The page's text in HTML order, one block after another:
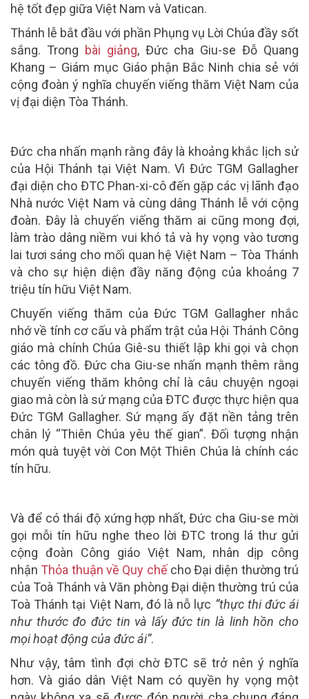
hệ tốt đẹp giữa Việt Nam và Vatican.
Thánh lễ bắt đầu với phần Phụng vụ Lời Chúa đầy sốt
sắng. Trong bài giảng, Đức cha Giu-se Đỗ Quang
Khang – Giám mục Giáo phận Bắc Ninh chia sẻ với
cộng đoàn ý nghĩa chuyến viếng thăm Việt Nam của
vị đại diện Tòa Thánh.
Đức cha nhấn mạnh rằng đây là khoảng khắc lịch sử
của Hội Thánh tại Việt Nam. Vì Đức TGM Gallagher
đại diện cho ĐTC Phan-xi-cô đến gặp các vị lãnh đạo
Nhà nước Việt Nam và cùng dâng Thánh lễ với cộng
đoàn. Đây là chuyến viếng thăm ai cũng mong đợi,
làm trào dâng niềm vui khó tả và hy vọng vào tương
lai tươi sáng cho mối quan hệ Việt Nam – Tòa Thánh
và cho sự hiện diện đầy năng động của khoảng 7
triệu tín hữu Việt Nam.
Chuyến viếng thăm của Đức TGM Gallagher nhắc
nhớ về tính cơ cấu và phẩm trật của Hội Thánh Công
giáo mà chính Chúa Giê-su thiết lập khi gọi và chọn
các tông đồ. Đức cha Giu-se nhấn mạnh thêm rằng
chuyến viếng thăm không chỉ là câu chuyện ngoại
giao mà còn là sứ mạng của ĐTC được thực hiện qua
Đức TGM Gallagher. Sứ mạng ấy đặt nền tảng trên
chân lý “Thiên Chúa yêu thế gian”. Đối tượng nhận
món quà tuyệt vời Con Một Thiên Chúa là chính các
tín hữu.
Và để có thái độ xứng hợp nhất, Đức cha Giu-se mời
gọi mỗi tín hữu nghe theo lời ĐTC trong lá thư gửi
cộng đoàn Công giáo Việt Nam, nhân dịp công
nhận Thỏa thuận về Quy chếcho Đại diện thường trú
của Toà Thánh và Văn phòng Đại diện thường trú của
Toà Thánh tại Việt Nam, đó là nỗ lực “thực thi đức ái
như thước đo đức tin và lấy đức tin là linh hồn cho
mọi hoạt động của đức ái”.
Như vậy, tâm tình đợi chờ ĐTC sẽ trở nên ý nghĩa
hơn. Và giáo dân Việt Nam có quyền hy vọng một